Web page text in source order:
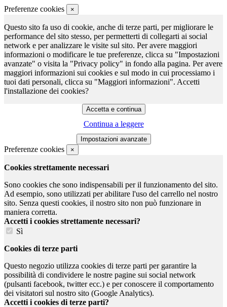
Preferenze cookies ×
Questo sito fa uso di cookie, anche di terze parti, per migliorare le
performance del sito stesso, per permetterti di collegarti ai social
network e per analizzare le visite sul sito. Per avere maggiori
informazioni o modificare le tue preferenze, clicca su "Impostazioni
avanzate" o visita la "Privacy policy" in fondo alla pagina. Per avere
maggiori informazioni sui cookies e sul modo in cui processiamo i
tuoi dati personali, clicca su "Maggiori informazioni". Accetti
l'installazione dei cookies?
Continua a leggere
Preferenze cookies ×
Cookies strettamente necessari
Sono cookies che sono indispensabili per il funzionamento del sito.
Ad esempio, sono utilizzati per abilitare l'uso del carrello nel nostro
sito. Senza questi cookies, il nostro sito non può funzionare in
maniera corretta.
Accetti i cookies strettamente necessari?
Sì
Cookies di terze parti
Questo negozio utilizza cookies di terze parti per garantire la
possibilità di condividere le nostre pagine sui social network
(pulsanti facebook, twitter ecc.) e per conoscere il comportamento
dei visitatori sul nostro sito (Google Analytics).
Accetti i cookies di terze parti?